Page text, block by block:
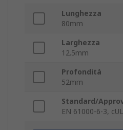
Lunghezza
80mm
Larghezza
12.5mm
Profondità
52mm
Standard/
EN 61000-6-3,